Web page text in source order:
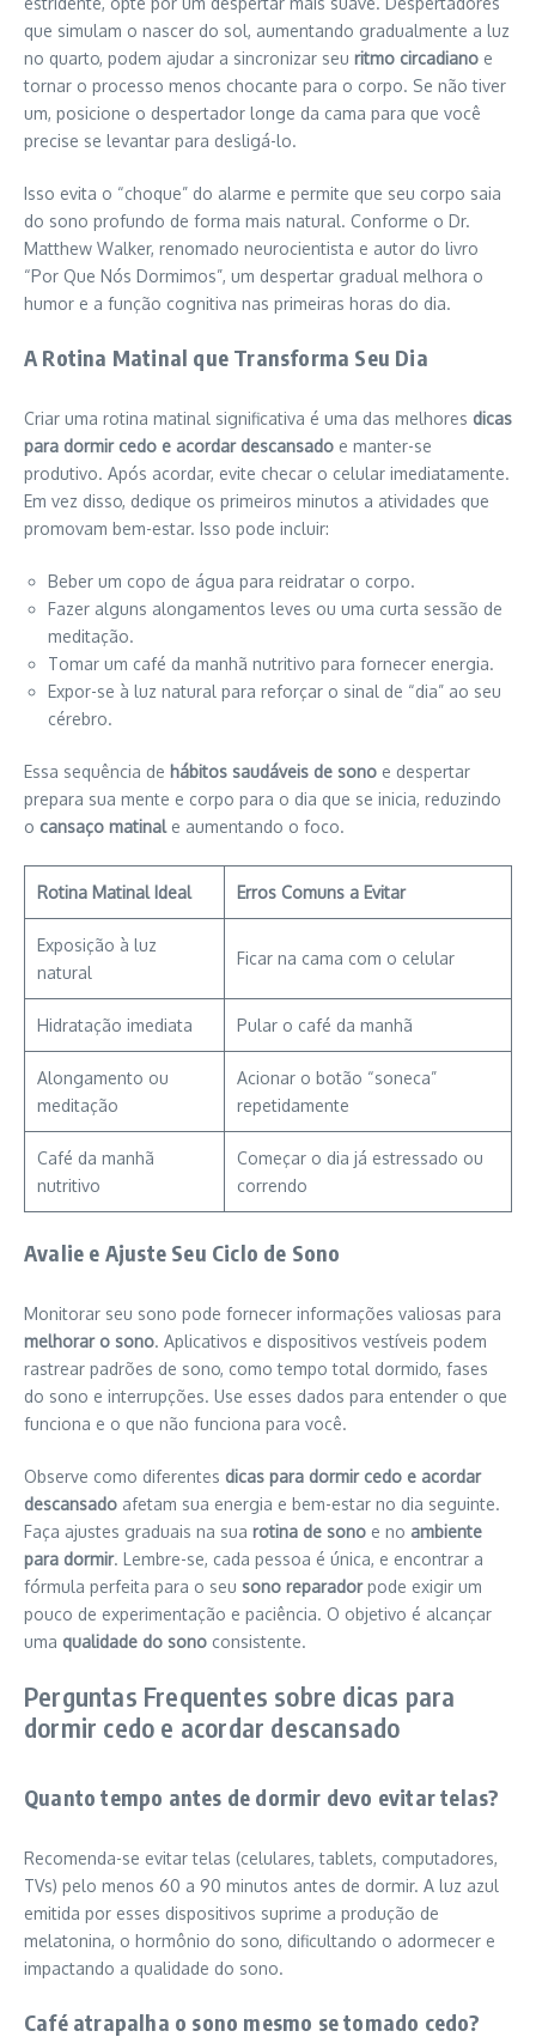
que simulam o nascer do sol, aumentando gradualmente a luz
no quarto, podem ajudar a sincronizar seu ritmo circadiano e
tornar o processo menos chocante para o corpo. Se não tiver
um, posicione o despertador longe da cama para que você
precise se levantar para desligá-lo.
Isso evita o “choque” do alarme e permite que seu corpo saia
do sono profundo de forma mais natural. Conforme o Dr.
Matthew Walker, renomado neurocientista e autor do livro
“Por Que Nós Dormimos”, um despertar gradual melhora o
humor e a função cognitiva nas primeiras horas do dia.
A Rotina Matinal que Transforma Seu Dia
Criar uma rotina matinal significativa é uma das melhores dicas
para dormir cedo e acordar descansado e manter-se
produtivo. Após acordar, evite checar o celular imediatamente.
Em vez disso, dedique os primeiros minutos a atividades que
promovam bem-estar. Isso pode incluir:
Beber um copo de água para reidratar o corpo.
Fazer alguns alongamentos leves ou uma curta sessão de
meditação.
Tomar um café da manhã nutritivo para fornecer energia.
Expor-se à luz natural para reforçar o sinal de “dia” ao seu
cérebro.
Essa sequência de hábitos saudáveis de sono e despertar
prepara sua mente e corpo para o dia que se inicia, reduzindo
o cansaço matinale aumentando o foco.
Rotina Matinal Ideal Erros Comuns a Evitar
Exposição à luz
natural
Ficar na cama com o celular
Hidratação imediata Pular o café da manhã
Alongamento ou
meditação
Acionar o botão “soneca”
repetidamente
Café da manhã
nutritivo
Começar o dia já estressado ou
correndo
Avalie e Ajuste Seu Ciclo de Sono
Monitorar seu sono pode fornecer informações valiosas para
melhorar o sono. Aplicativos e dispositivos vestíveis podem
rastrear padrões de sono, como tempo total dormido, fases
do sono e interrupções. Use esses dados para entender o que
funciona e o que não funciona para você.
Observe como diferentes dicas para dormir cedo e acordar
descansado afetam sua energia e bem-estar no dia seguinte.
Faça ajustes graduais na sua rotina de sono e no ambiente
para dormir. Lembre-se, cada pessoa é única, e encontrar a
fórmula perfeita para o seu sono reparadorpode exigir um
pouco de experimentação e paciência. O objetivo é alcançar
uma qualidade do sono consistente.
Perguntas Frequentes sobre dicas para
dormir cedo e acordar descansado
Quanto tempo antes de dormir devo evitar telas?
Recomenda-se evitar telas (celulares, tablets, computadores,
TVs) pelo menos 60 a 90 minutos antes de dormir. A luz azul
emitida por esses dispositivos suprime a produção de
melatonina, o hormônio do sono, dificultando o adormecer e
impactando a qualidade do sono.
Café atrapalha o sono mesmo se tomado cedo?